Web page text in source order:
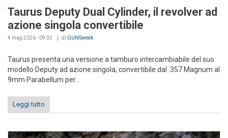
Taurus Deputy Dual Cylinder, il revolver ad
azione singola convertibile
4 mag 2026 - 09:32 di GUNSweek
Taurus presenta una versione a tamburo intercambiabile del suo
modello Deputy ad azione singola, convertibile dal .357 Magnum al
9mm Parabellum per...
Leggi tutto